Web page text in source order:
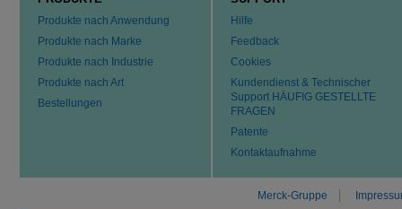
Produkte nach Anwendung
Produkte nach Marke
Produkte nach Industrie
Produkte nach Art
Bestellungen
Hilfe
Feedback
Cookies
Kundendienst & Technischer
Support HÄUFIG GESTELLTE
FRAGEN
Patente
Kontaktaufnahme
Merck-Gruppe